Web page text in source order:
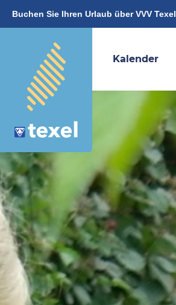
Buchen Sie Ihren Urlaub über VVV Texel
Kalender